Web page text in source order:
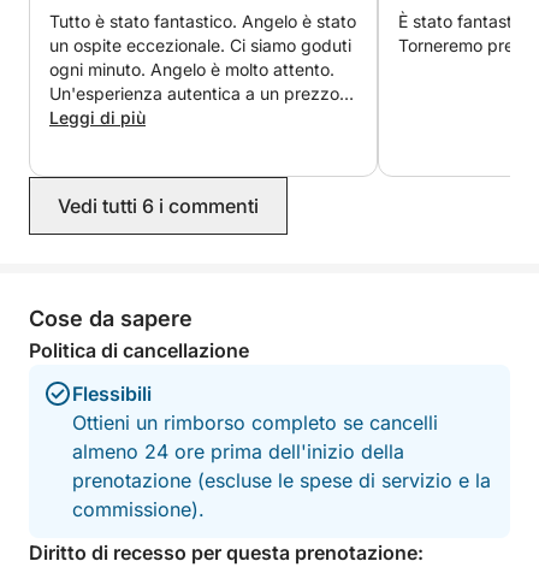
Tutto è stato fantastico. Angelo è stato
un ospite eccezionale. Ci siamo goduti
ogni minuto. Angelo è molto attento.
Un'esperienza autentica a un prezzo
ragionevole. Grazie.
Leggi di più
È stato
Torneremo
Vedi tutti 6 i commenti
Cose da sapere
Politica di cancellazione
Flessibili
Ottieni un rimborso completo se cancelli
almeno 24 ore prima dell'inizio della
prenotazione (escluse le spese di servizio e la
commissione).
Diritto di recesso per questa prenotazione: